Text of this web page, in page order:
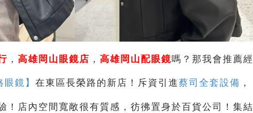
， 高雄岡山眼鏡店 ， 高雄岡山配眼鏡嗎？那我會推薦經
眼鏡】 在東區長榮路的新店！斥資引進蔡司全套設備 ，
！店內空間寬敞很有質感，彷彿置身於百貨公司！集結